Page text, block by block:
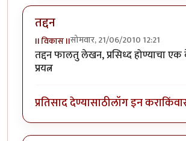
तद्दन
II विकास IIसोमवार, 21/06/2010 12:21
तद्दन फालतु लेखन, प्रसिध्द होण्याचा
प्रयत्न
प्रतिसाद देण्यासाठीलॉग इन कराकिंवा